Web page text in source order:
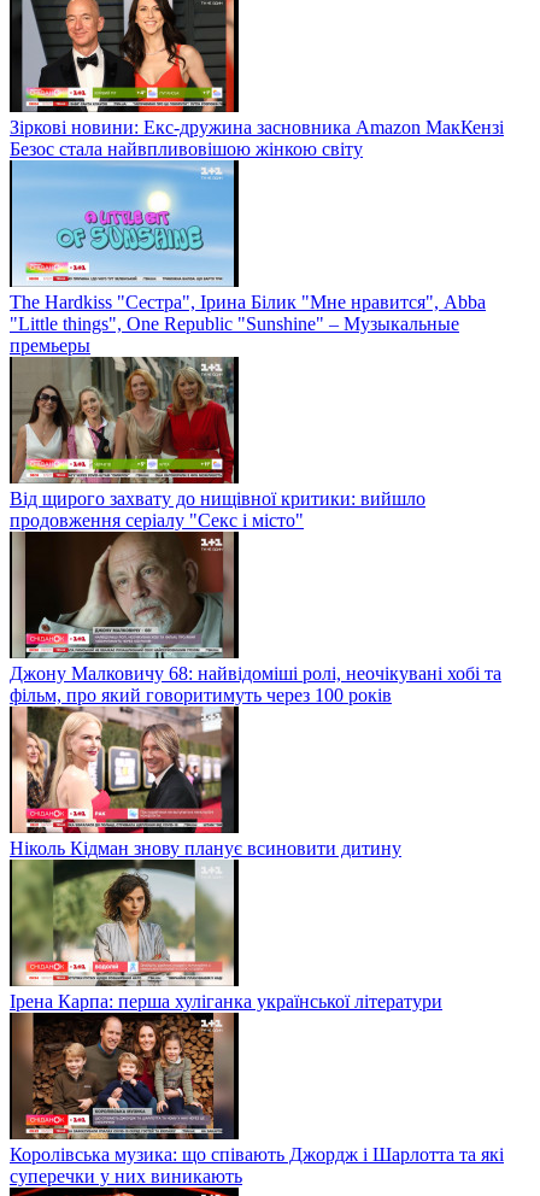
Зіркові новини: Екс-дружина засновника Amazon МакКензі
Безос стала найвпливовішою жінкою світу
The Hardkiss "Сестра", Ірина Білик "Мне нравится", Abba
"Little things", One Republic "Sunshine" – Музыкальные
премьеры
Від щирого захвату до нищівної критики: вийшло
продовження серіалу "Секс і місто"
Джону Малковичу 68: найвідоміші ролі, неочікувані хобі та
фільм, про який говоритимуть через 100 років
Ніколь Кідман знову планує всиновити дитину
Ірена Карпа: перша хуліганка української літератури
Королівська музика: що співають Джордж і Шарлотта та які
суперечки у них виникають